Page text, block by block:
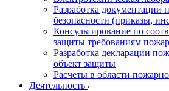
Разработка документации
безопасности (приказы,
Консультирование по
защиты требованиям
Разработка декларации
объект защиты
Расчеты в области
Деятельность